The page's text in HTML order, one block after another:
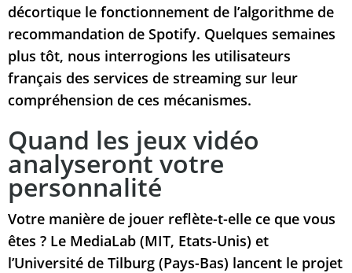
décortique le fonctionnement de l’algorithme de
recommandation de Spotify. Quelques semaines
plus tôt, nous interrogions les utilisateurs
français des services de streaming sur leur
compréhension de ces mécanismes.
Quand les jeux vidéo
analyseront votre
personnalité
Votre manière de jouer reflète-t-elle ce que vous
êtes ? Le MediaLab (MIT, Etats-Unis) et
l’Université de Tilburg (Pays-Bas) lancent le projet